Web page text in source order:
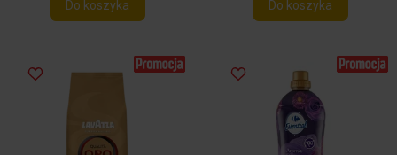
Do koszyka Do koszyka